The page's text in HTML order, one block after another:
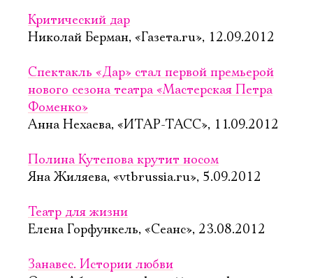
Критический дар
Николай Берман, «Газета.ru», 12.09.2012
Спектакль «Дар» стал первой премьерой
нового сезона театра «Мастерская Петра
Фоменко»
Анна Нехаева, «ИТАР-ТАСС», 11.09.2012
Полина Кутепова крутит носом
Яна Жиляева, «vtbrussia.ru», 5.09.2012
Театр для жизни
Елена Горфункель, «Сеанс», 23.08.2012
Занавес. Истории любви